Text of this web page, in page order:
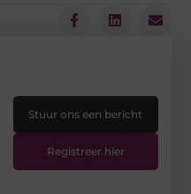
Stuur ons een bericht
Registreer hier